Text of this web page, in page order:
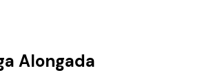
Alongada